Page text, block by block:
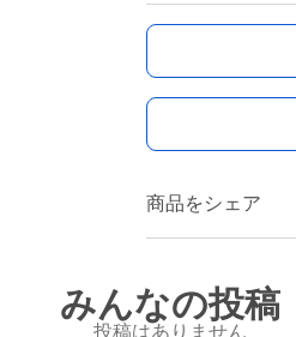
商品をシェア
みんなの投稿
投稿はありません